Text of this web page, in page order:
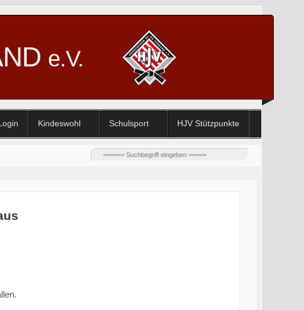
e.V.
Kindeswohl Schulsport HJV Stützpunkte